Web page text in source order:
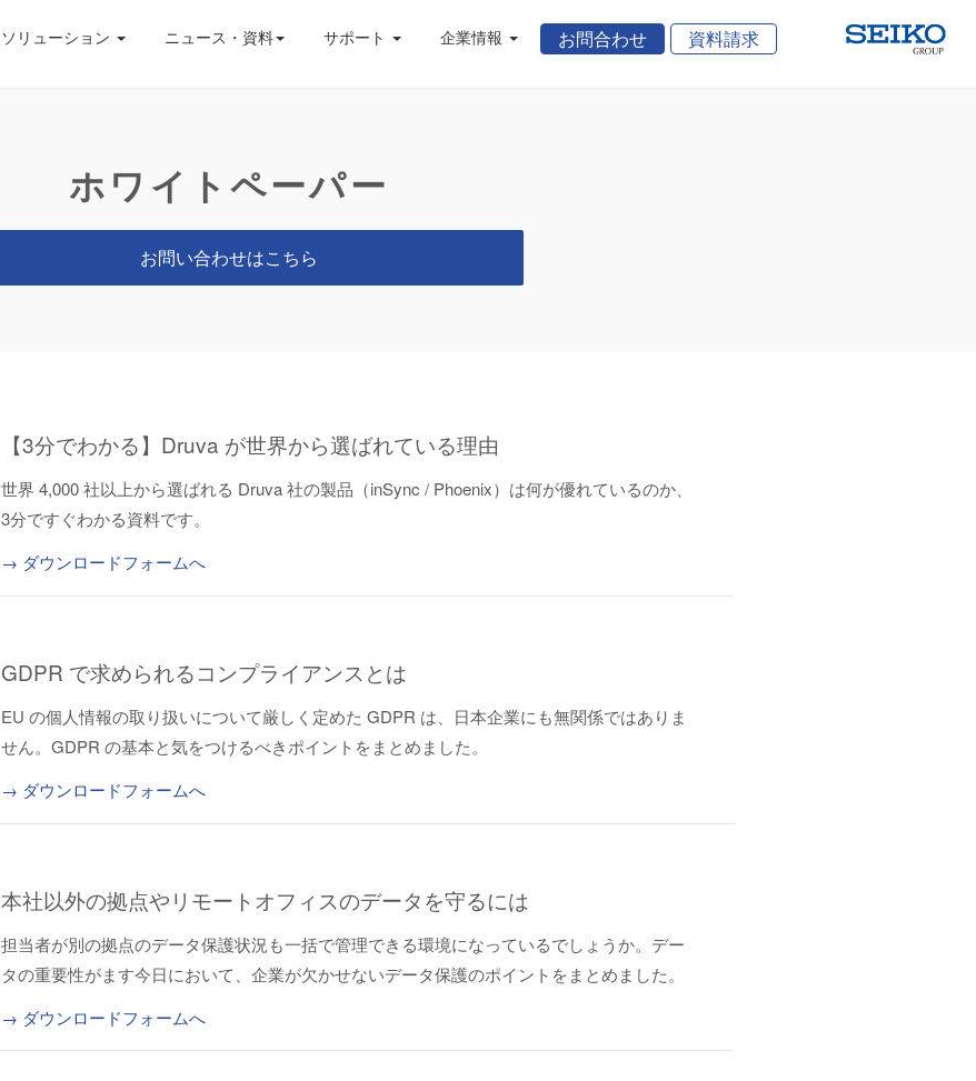
ソリューション ニュース・資料 サポート 企業情報 お問合わせ 資料請求
ホワイトペーパー
お問い合わせはこちら
【3分でわかる】Druva が世界から選ばれている理由
世界 4,000 社以上から選ばれる Druva 社の製品（inSync / Phoenix）は何が優れているのか、
3分ですぐわかる資料です。
→ ダウンロードフォームへ
GDPR で求められるコンプライアンスとは
EU の個人情報の取り扱いについて厳しく定めた GDPR は、日本企業にも無関係ではありま
せん。GDPR の基本と気をつけるべきポイントをまとめました。
→ ダウンロードフォームへ
本社以外の拠点やリモートオフィスのデータを守るには
担当者が別の拠点のデータ保護状況も一括で管理できる環境になっているでしょうか。デー
タの重要性がます今日において、企業が欠かせないデータ保護のポイントをまとめました。
→ ダウンロードフォームへ